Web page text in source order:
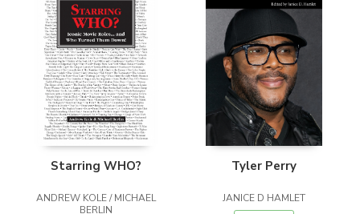
Starring WHO?
ANDREW KOLE / MICHAEL
BERLIN
Tyler Perry
JANICE D HAMLET